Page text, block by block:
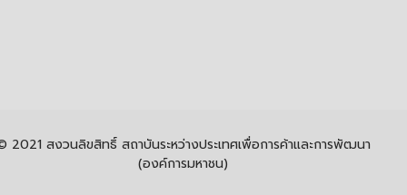
2021 สงวนลิขสิทธิ์ สถาบันระหว่างประเทศเพื่อการค้าและการพัฒนา
(องค์การมหาชน)